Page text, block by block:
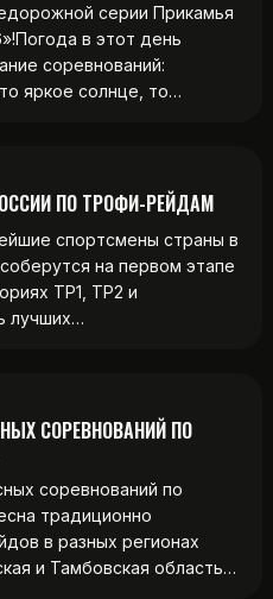
серии Прикамья
в этот день
соревнований:
яркое солнце, то…
ПО ТРОФИ-РЕЙДАМ
спортсмены страны в
на первом этапе
ТР1, ТР2 и
лучших…
СОРЕВНОВАНИЙ ПО
соревнований по
традиционно
в разных регионах
и Тамбовская область…